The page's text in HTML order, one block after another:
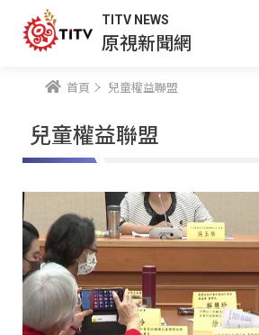
TITV NEWS
原視新聞網
首頁 兒童權益聯盟
兒童權益聯盟